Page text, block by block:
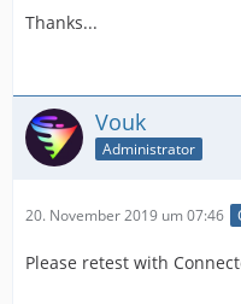
Thanks...
Vouk
Administrator
20. November 2019 um 07:46
Please retest with